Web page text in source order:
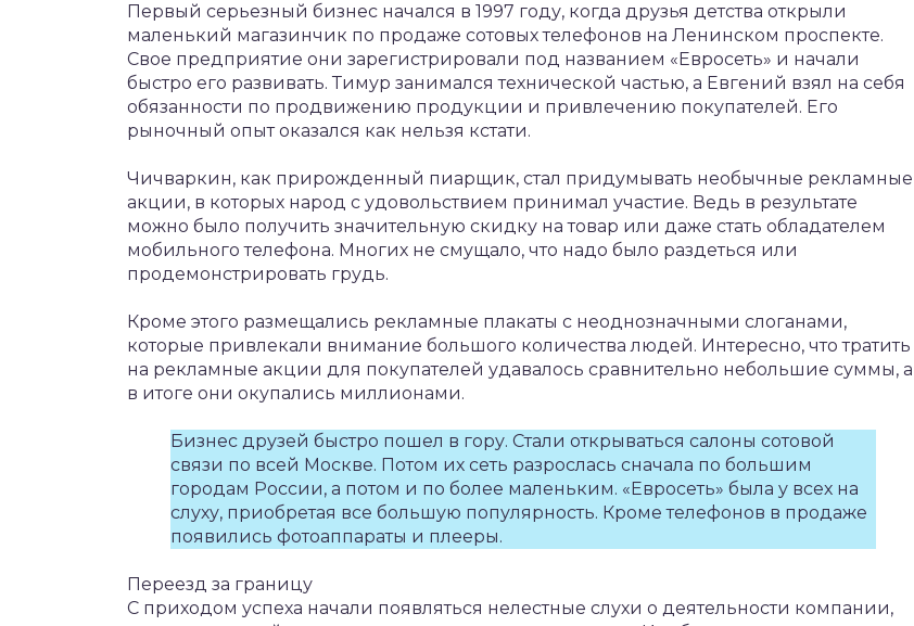
Первый серьезный бизнес начался в 1997 году, когда друзья детства открыли
маленький магазинчик по продаже сотовых телефонов на Ленинском проспекте.
Свое предприятие они зарегистрировали под названием «Евросеть» и начали
быстро его развивать. Тимур занимался технической частью, а Евгений взял на себя
обязанности по продвижению продукции и привлечению покупателей. Его
рыночный опыт оказался как нельзя кстати.
Чичваркин, как прирожденный пиарщик, стал придумывать необычные рекламные
акции, в которых народ с удовольствием принимал участие. Ведь в результате
можно было получить значительную скидку на товар или даже стать обладателем
мобильного телефона. Многих не смущало, что надо было раздеться или
продемонстрировать грудь.
Кроме этого размещались рекламные плакаты с неоднозначными слоганами,
которые привлекали внимание большого количества людей. Интересно, что тратить
на рекламные акции для покупателей удавалось сравнительно небольшие суммы, а
в итоге они окупались миллионами.
Бизнес друзей быстро пошел в гору. Стали открываться салоны сотовой
связи по всей Москве. Потом их сеть разрослась сначала по большим
городам России, а потом и по более маленьким. «Евросеть» была у всех на
слуху, приобретая все большую популярность. Кроме телефонов в продаже
появились фотоаппараты и плееры.
Переезд за границу
С приходом успеха начали появляться нелестные слухи о деятельности компании,